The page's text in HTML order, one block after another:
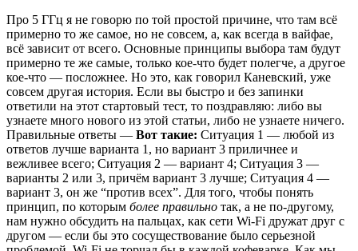
Про 5 ГГц я не говорю по той простой причине, что там всё
примерно то же самое, но не совсем, а, как всегда в вайфае,
всё зависит от всего. Основные принципы выбора там будут
примерно те же самые, только кое-что будет полегче, а другое
кое-что — посложнее. Но это, как говорил Каневский, уже
совсем другая история. Если вы быстро и без запинки
ответили на этот стартовый тест, то поздравляю: либо вы
узнаете много нового из этой статьи, либо не узнаете ничего.
Правильные ответы — Вот такие: Ситуация 1 — любой из
ответов лучше варианта 1, но вариант 3 приличнее и
вежливее всего; Ситуация 2 — вариант 4; Ситуация 3 —
варианты 2 или 3, причём вариант 3 лучше; Ситуация 4 —
вариант 3, он же “против всех”. Для того, чтобы понять
принцип, по которым более правильно так, а не по-другому,
нам нужно обсудить на пальцах, как сети Wi-Fi дружат друг с
другом — если бы это сосуществование было серьезной